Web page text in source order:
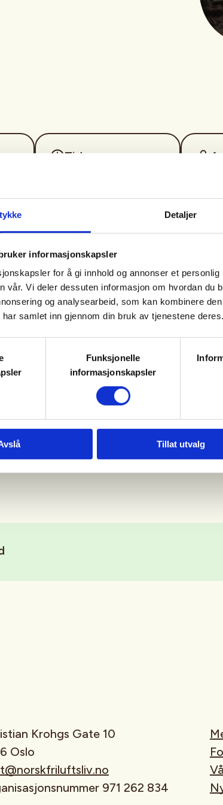
Detaljer
informasjonskapsler
for å gi innhold og annonser et
vår. Vi deler dessuten informasjon om hvordan du
og analysearbeid, som kan kombinere
samlet inn gjennom din bruk av tjenestene deres.
Funksjonelle
informasjonskapsler
Tillat utvalg
Tid
Kl. 08.00 - 18.00
med litt mat og drikke.
jakta nærmer seg.
Krohgs Gate 10
Oslo
971 262 834